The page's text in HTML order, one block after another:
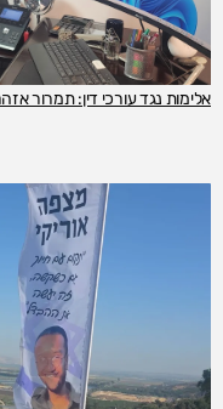
אלימות נגד עורכי דין: תמרור